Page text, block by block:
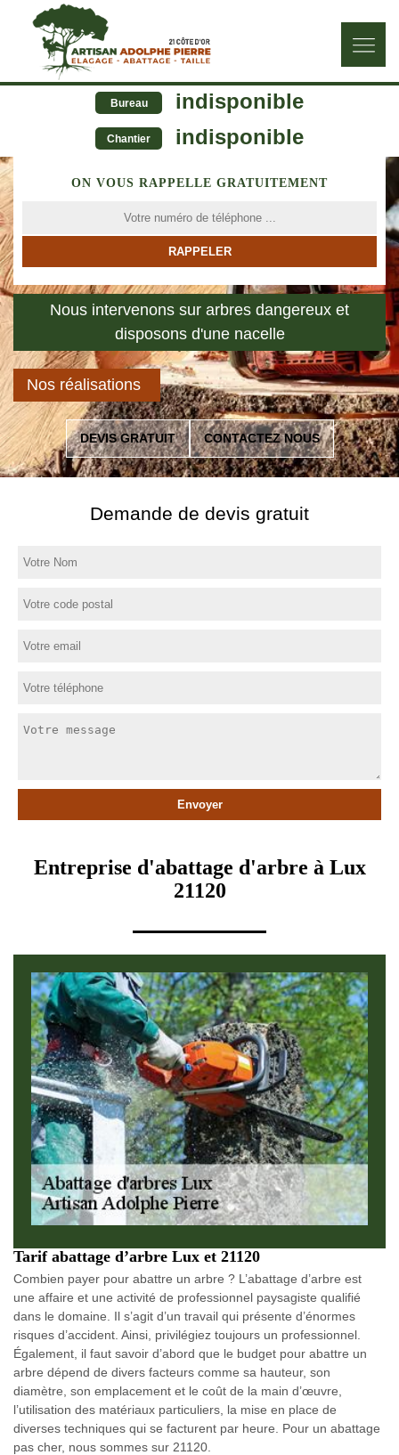
Bureau indisponible
Chantier indisponible
ON VOUS RAPPELLE GRATUITEMENT
Nous intervenons sur arbres dangereux et
disposons d'une nacelle
Nos réalisations
DEVIS GRATUIT CONTACTEZ NOUS
Demande de devis gratuit
Entreprise d'abattage d'arbre à Lux
21120
Tarif abattage d’arbre Lux et 21120
Combien payer pour abattre un arbre ? L’abattage d’arbre est
une affaire et une activité de professionnel paysagiste qualifié
dans le domaine. Il s’agit d’un travail qui présente d’énormes
risques d’accident. Ainsi, privilégiez toujours un professionnel.
Également, il faut savoir d’abord que le budget pour abattre un
arbre dépend de divers facteurs comme sa hauteur, son
diamètre, son emplacement et le coût de la main d’œuvre,
l’utilisation des matériaux particuliers, la mise en place de
diverses techniques qui se facturent par heure. Pour un abattage
pas cher, nous sommes sur 21120.